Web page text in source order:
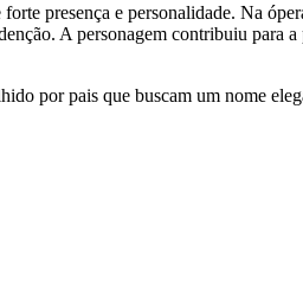
presença e personalidade. Na
A personagem contribuiu para
por pais que buscam um nome